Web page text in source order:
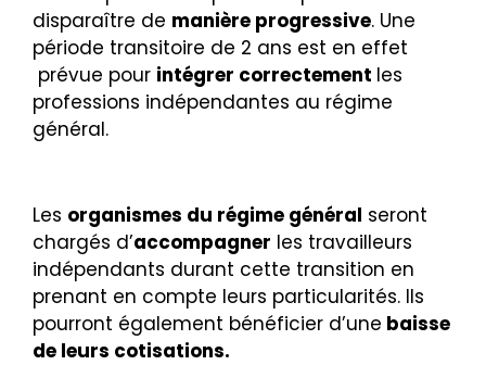
disparaître de manière progressive. Une
période transitoire de 2 ans est en effet
prévue pour intégrer correctement les
professions indépendantes au régime
général.
Les organismes du régime général seront
chargés d’accompagner les travailleurs
indépendants durant cette transition en
prenant en compte leurs particularités. Ils
pourront également bénéficier d’une baisse
de leurs cotisations.